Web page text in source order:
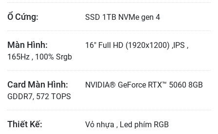
Ổ Cứng: SSD 1TB NVMe gen 4
Màn Hình:
16" Full HD (1920x1200) ,IPS ,
165Hz , 100% Srgb
Card Màn Hình:
NVIDIA® GeForce RTX™ 5060 8GB
GDDR7, 572 TOPS
Thiết Kế: Vỏ nhựa , Led phím RGB